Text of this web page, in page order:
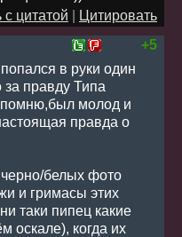
с цитатой
Цитировать
+5
в руки один
правду Типа
молод и
правда о
белых фото
и гримасы этих
таки пипец какие
оскале), когда их